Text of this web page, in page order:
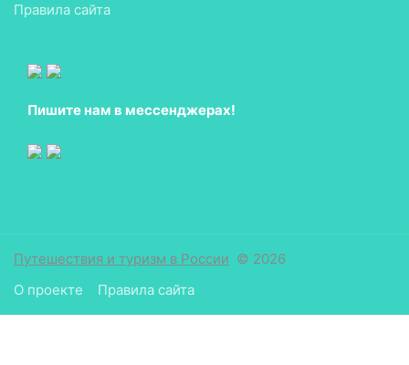
Правила сайта
Пишите нам в мессенджерах!
Путешествия и туризм в России © 2026
О проекте
Правила сайта